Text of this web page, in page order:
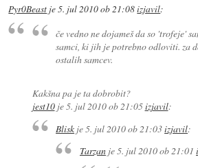
Pyr0Beast je5. jul 2010 ob 21:08izjavil:
če vedno ne dojameš da so 'trofeje'
samci, ki jih je potrebno odloviti. za
ostalih samcev.
Kakšna pa je ta dobrobit?
jest10je5. jul 2010 ob 21:05izjavil:
Blisk je5. jul 2010 ob 21:03izjavil:
Tarzanje5. jul 2010 ob 21:01